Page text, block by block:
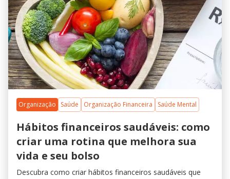
Organização Saúde Organização Financeira Saúde Mental
Hábitos financeiros saudáveis: como
criar uma rotina que melhora sua
vida e seu bolso
Descubra como criar hábitos financeiros saudáveis que